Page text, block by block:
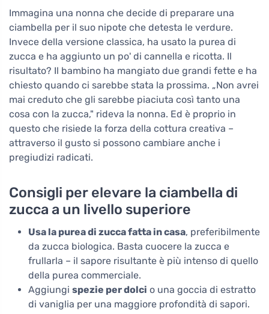
Immagina una nonna che decide di preparare una
ciambella per il suo nipote che detesta le verdure.
Invece della versione classica, ha usato la purea di
zucca e ha aggiunto un po' di cannella e ricotta. Il
risultato? Il bambino ha mangiato due grandi fette e ha
chiesto quando ci sarebbe stata la prossima. „Non avrei
mai creduto che gli sarebbe piaciuta così tanto una
cosa con la zucca," rideva la nonna. Ed è proprio in
questo che risiede la forza della cottura creativa –
attraverso il gusto si possono cambiare anche i
pregiudizi radicati.
Consigli per elevare la ciambella di
zucca a un livello superiore
Usa la purea di zucca fatta in casa, preferibilmente
da zucca biologica. Basta cuocere la zucca e
frullarla – il sapore risultante è più intenso di quello
della purea commerciale.
Aggiungi spezie per dolci o una goccia di estratto
di vaniglia per una maggiore profondità di sapori.